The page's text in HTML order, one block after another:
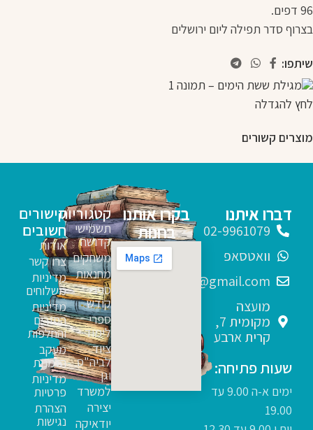
96 דפים.
בצרוף סדר תפילה ליום ירושלים
שיתפו:
לחץ להגדלה
מוצרים קשורים
קטגוריות
תשמישי
קדושה
משחקים
מחנאות
ספרי
קודש
ספרי
לימוד
ציוד
לביה"ס
וגן
למשרד
יצירה
יודאיקה
קישורים
חשובים
אודות
צרו קשר
מדיניות
משלוחים
מדיניות
החזרים
והחלפות
מעקב
הזמנות
מדיניות
פרטיות
הצהרת
נגישות
דברו איתנו
02-9961079
וואטסאפ
sfarim.k4@gmail.com
מועצה
מקומית 7,
קרית ארבע
שעות פתיחה:
ימים א-ה 9.00 עד
19.00
בקרו אותנו
בחנות